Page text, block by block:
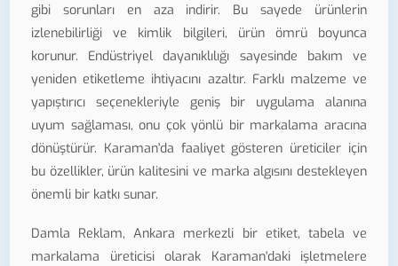
gibi sorunları en aza indirir. Bu sayede ürünlerin
izlenebilirliği ve kimlik bilgileri, ürün ömrü boyunca
korunur. Endüstriyel dayanıklılığı sayesinde bakım ve
yeniden etiketleme ihtiyacını azaltır. Farklı malzeme ve
yapıştırıcı seçenekleriyle geniş bir uygulama alanına
uyum sağlaması, onu çok yönlü bir markalama aracına
dönüştürür. Karaman'da faaliyet gösteren üreticiler için
bu özellikler, ürün kalitesini ve marka algısını destekleyen
önemli bir katkı sunar.
Damla Reklam, Ankara merkezli bir etiket, tabela ve
markalama üreticisi olarak Karaman'daki işletmelere